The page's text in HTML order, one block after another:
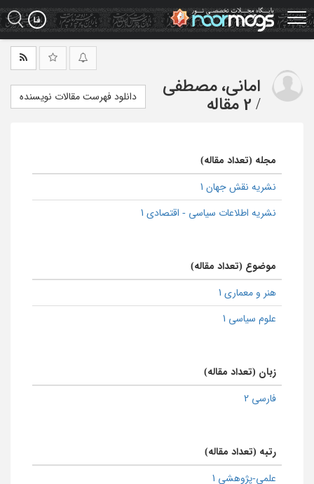
Skip
to
main
امانی، مصطفی
/ 2 مقاله دانلود فهرست مقالات نویسنده
مجله (تعداد مقاله)
نشریه نقش جهان 1
نشریه اطلاعات سیاسی - اقتصادی 1
موضوع (تعداد مقاله)
هنر و معماری 1
علوم سیاسی 1
زبان (تعداد مقاله)
فارسی 2
رتبه (تعداد مقاله)
علمی-پژوهشی 1